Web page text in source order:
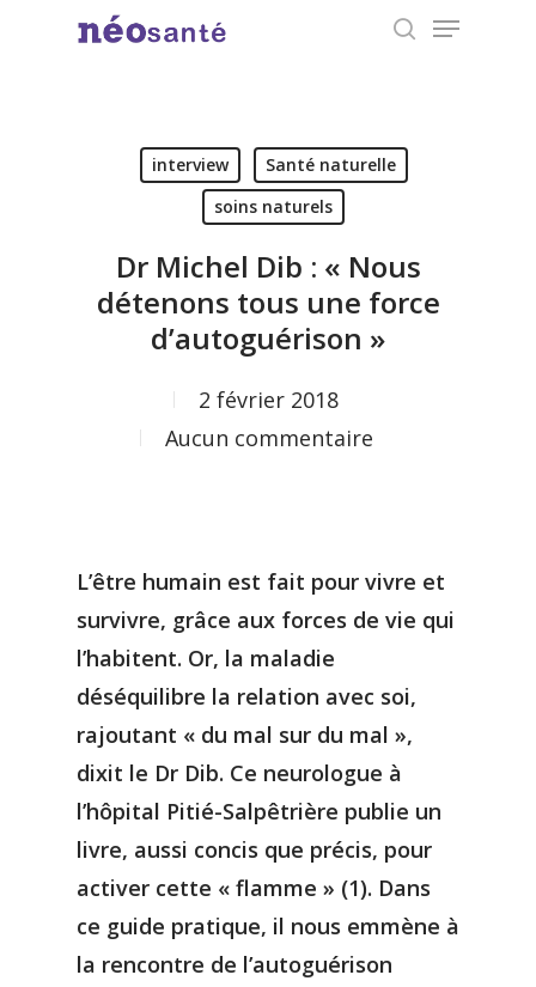
Menu
interview
Santé naturelle
soins naturels
Dr Michel Dib : « Nous
détenons tous une force
d’autoguérison »
2 février 2018
Aucun commentaire
L’être humain est fait pour vivre et
survivre, grâce aux forces de vie qui
l’habitent. Or, la maladie
déséquilibre la relation avec soi,
rajoutant « du mal sur du mal »,
dixit le Dr Dib. Ce neurologue à
l’hôpital Pitié-Salpêtrière publie un
livre, aussi concis que précis, pour
activer cette « flamme » (1). Dans
ce guide pratique, il nous emmène à
la rencontre de l’autoguérison